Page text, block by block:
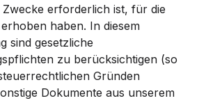
erforderlich ist, für die
haben. In diesem
sind gesetzliche
zu berücksichtigen (so
Gründen
Dokumente aus unserem